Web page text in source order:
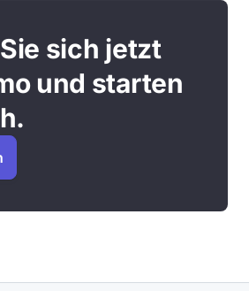
sich jetzt
und starten